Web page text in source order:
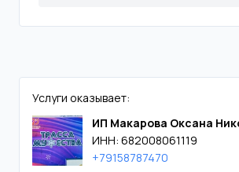
Услуги оказывает:
ИП Макарова Оксана
ИНН: 682008061119
+79158787470